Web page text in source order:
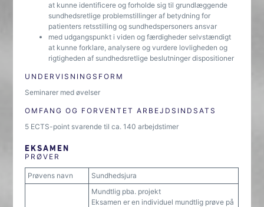
at kunne identificere og forholde sig til grundlæggende
sundhedsretlige problemstillinger af betydning for
patienters retsstilling og sundhedspersoners ansvar
med udgangspunkt i viden og færdigheder selvstændigt
at kunne forklare, analysere og vurdere lovligheden og
rigtigheden af sundhedsretlige beslutninger dispositioner
UNDERVISNINGSFORM
Seminarer med øvelser
OMFANG OG FORVENTET ARBEJDSINDSATS
5 ECTS-point svarende til ca. 140 arbejdstimer
EKSAMEN
PRØVER
Prøvens navn Sundhedsjura
Mundtlig pba. projekt
Eksamen er en individuel mundtlig prøve på